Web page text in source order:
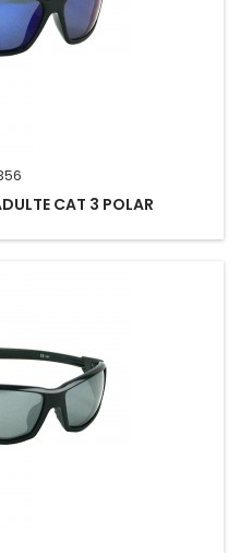
CAT 3 POLAR